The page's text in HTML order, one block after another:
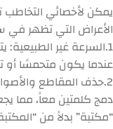
يمكن لأخصائي
الأعراض التي تظهر
1.السرعة غير الطبيعية:
عندما يكون متحمسًا
2.حذف المقاطع
دمج كلمتين معاً، مما
“مكتبة” بدلاً من